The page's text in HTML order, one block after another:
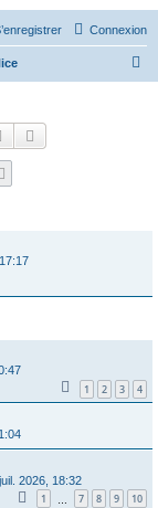
Connexion
r
Rechercher
1 2 3 4
2026, 18:32
1 7 8 9 10